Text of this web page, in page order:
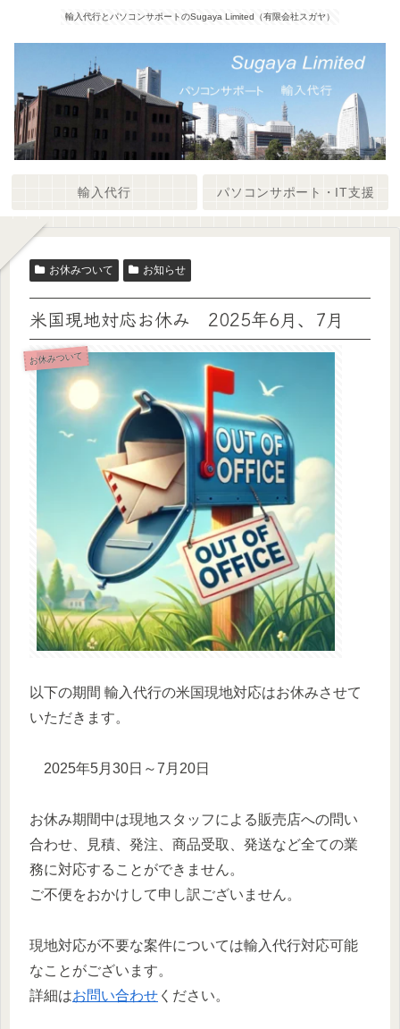
輸入代行とパソコンサポートのSugaya Limited（有限会社スガヤ）
輸入代行 パソコンサポート・IT支援
お休みついて お知らせ
米国現地対応お休み 2025年6月、7月
お休みついて
以下の期間 輸入代行の米国現地対応はお休みさせて
いただきます。
2025年5月30日～7月20日
お休み期間中は現地スタッフによる販売店への問い
合わせ、見積、発注、商品受取、発送など全ての業
務に対応することができません。
ご不便をおかけして申し訳ございません。
現地対応が不要な案件については輸入代行対応可能
なことがございます。
詳細はお問い合わせ ください。